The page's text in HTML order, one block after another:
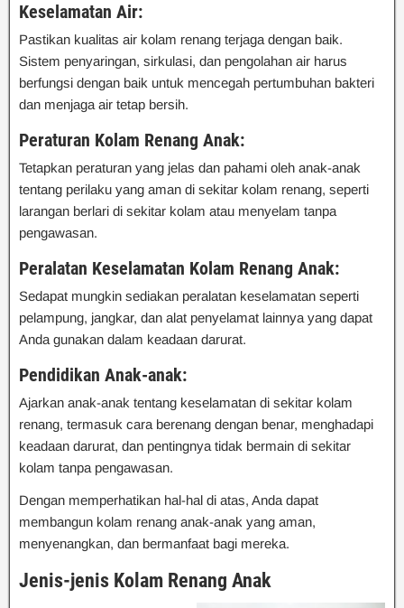
Keselamatan Air:
Pastikan kualitas air kolam renang terjaga dengan baik.
Sistem penyaringan, sirkulasi, dan pengolahan air harus
berfungsi dengan baik untuk mencegah pertumbuhan bakteri
dan menjaga air tetap bersih.
Peraturan Kolam Renang Anak:
Tetapkan peraturan yang jelas dan pahami oleh anak-anak
tentang perilaku yang aman di sekitar kolam renang, seperti
larangan berlari di sekitar kolam atau menyelam tanpa
pengawasan.
Peralatan Keselamatan Kolam Renang Anak:
Sedapat mungkin sediakan peralatan keselamatan seperti
pelampung, jangkar, dan alat penyelamat lainnya yang dapat
Anda gunakan dalam keadaan darurat.
Pendidikan Anak-anak:
Ajarkan anak-anak tentang keselamatan di sekitar kolam
renang, termasuk cara berenang dengan benar, menghadapi
keadaan darurat, dan pentingnya tidak bermain di sekitar
kolam tanpa pengawasan.
Dengan memperhatikan hal-hal di atas, Anda dapat
membangun kolam renang anak-anak yang aman,
menyenangkan, dan bermanfaat bagi mereka.
Jenis-jenis Kolam Renang Anak